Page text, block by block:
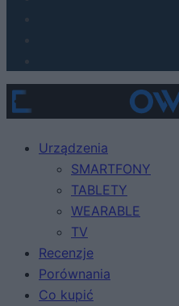
Urządzenia
SMARTFONY
TABLETY
WEARABLE
TV
Recenzje
Porównania
Co kupić